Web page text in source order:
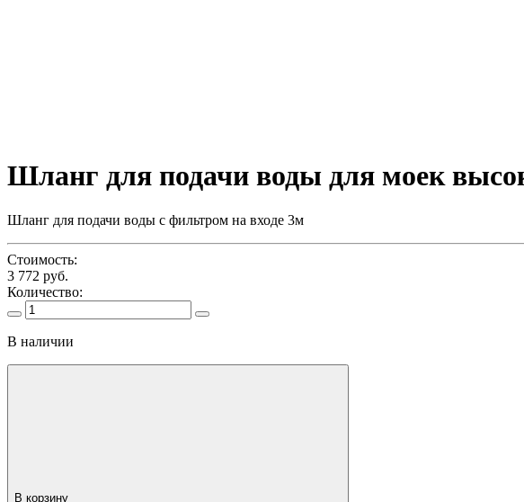
Шланг для подачи воды для моек
Шланг для подачи воды с фильтром на входе 3м
Стоимость:
3 772 руб.
Количество:
В наличии
В корзину